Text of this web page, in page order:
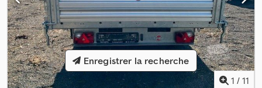
1 / 11
Enregistrer la recherche